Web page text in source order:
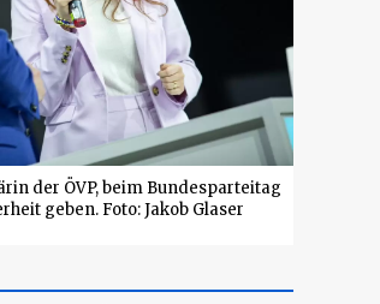
der ÖVP, beim Bundesparteitag
geben. Foto: Jakob Glaser